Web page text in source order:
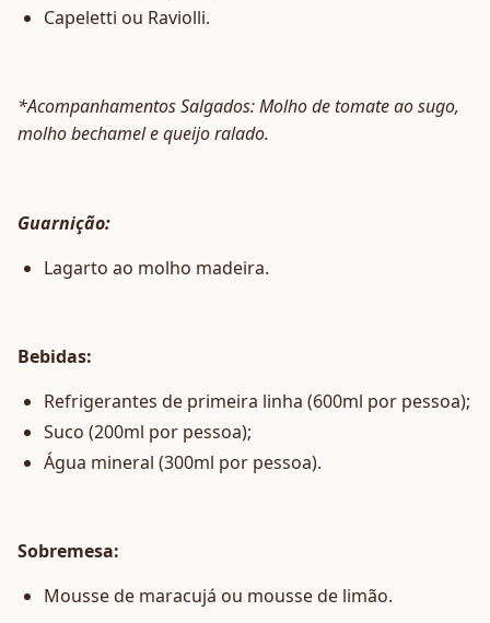
Capeletti ou Raviolli.
*Acompanhamentos Salgados: Molho de tomate ao sugo,
molho bechamel e queijo ralado.
Guarnição:
Lagarto ao molho madeira.
Bebidas:
Refrigerantes de primeira linha (600ml por pessoa);
Suco (200ml por pessoa);
Água mineral (300ml por pessoa).
Sobremesa:
Mousse de maracujá ou mousse de limão.